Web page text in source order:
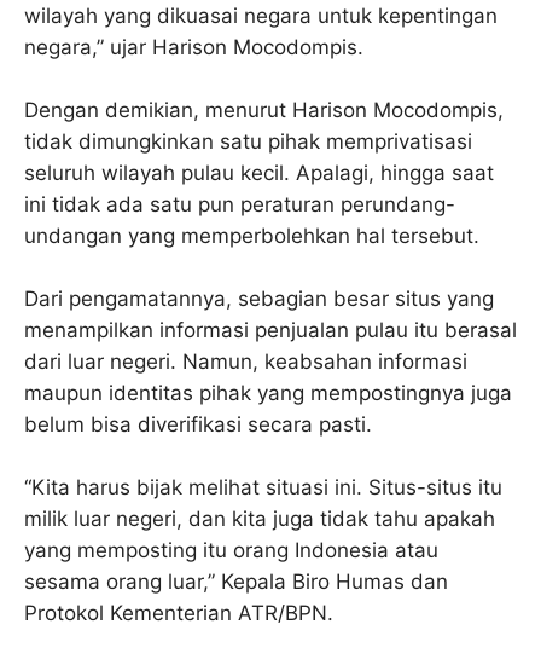
wilayah yang dikuasai negara untuk kepentingan
negara,” ujar Harison Mocodompis.
Dengan demikian, menurut Harison Mocodompis,
tidak dimungkinkan satu pihak memprivatisasi
seluruh wilayah pulau kecil. Apalagi, hingga saat
ini tidak ada satu pun peraturan perundang-
undangan yang memperbolehkan hal tersebut.
Dari pengamatannya, sebagian besar situs yang
menampilkan informasi penjualan pulau itu berasal
dari luar negeri. Namun, keabsahan informasi
maupun identitas pihak yang mempostingnya juga
belum bisa diverifikasi secara pasti.
“Kita harus bijak melihat situasi ini. Situs-situs itu
milik luar negeri, dan kita juga tidak tahu apakah
yang memposting itu orang Indonesia atau
sesama orang luar,” Kepala Biro Humas dan
Protokol Kementerian ATR/BPN.